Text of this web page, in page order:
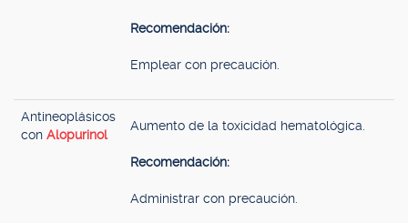
Recomendación:
Emplear con precaución.
Antineoplásicos
con Alopurinol
Aumento de la toxicidad hematológica.
Recomendación:
Administrar con precaución.